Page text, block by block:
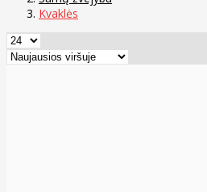
Kvaklės